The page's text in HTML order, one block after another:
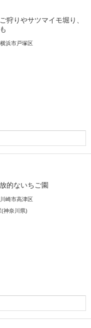
狩りやサツマイモ堀り、
横浜市戸塚区
的ないちご園
川崎市高津区
(神奈川県)